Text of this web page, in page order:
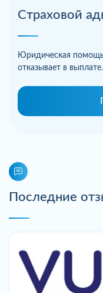
Страховой
Юридическая помощь
отказывает в выплате.
Последние